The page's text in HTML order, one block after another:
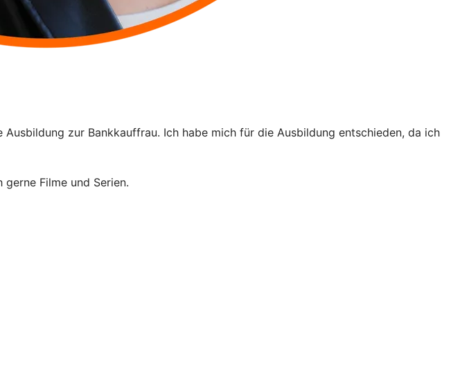
zur Bankkauffrau. Ich habe mich für die Ausbildung entschieden, da ich
Filme und Serien.